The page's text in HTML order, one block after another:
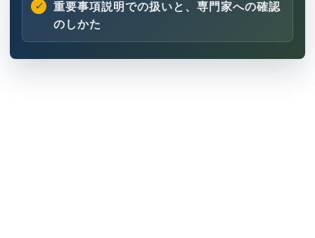
重要事項説明での扱いと、専門家への確認
のしかた